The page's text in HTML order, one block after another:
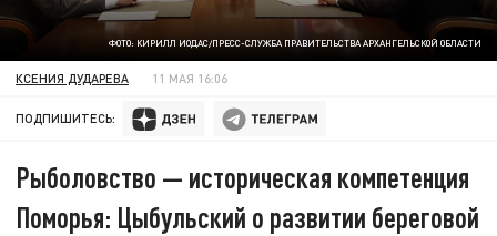
ФОТО: КИРИЛЛ ИОДАС/ПРЕСС-СЛУЖБА ПРАВИТЕЛЬСТВА АРХАНГЕЛЬСКОЙ ОБЛАСТИ
КСЕНИЯ ДУДАРЕВА 11 МАЯ 16:06
ПОДПИШИТЕСЬ:
Рыболовство — историческая компетенция
Поморья: Цыбульский о развитии береговой